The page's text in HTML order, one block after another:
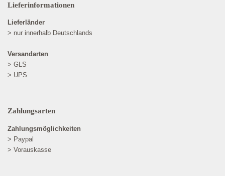
Lieferinformationen
Lieferländer
> nur innerhalb Deutschlands
Versandarten
> GLS
> UPS
Zahlungsarten
Zahlungsmöglichkeiten
> Paypal
> Vorauskasse